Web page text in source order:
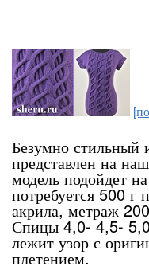
Безумно стильный
представлен на
модель подойдет
потребуется 500
акрила, метраж
Спицы 4,0- 4,5-
лежит узор с
плетением.